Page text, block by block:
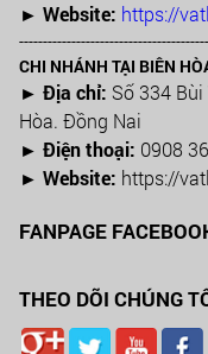
► Website: https://
CHI NHÁNH TẠI BIÊN
► Địa chỉ: Số 334
Hòa. Đồng Nai
► Điện thoại: 0908
► Website: https://
FANPAGE
THEO DÕI CHÚNG